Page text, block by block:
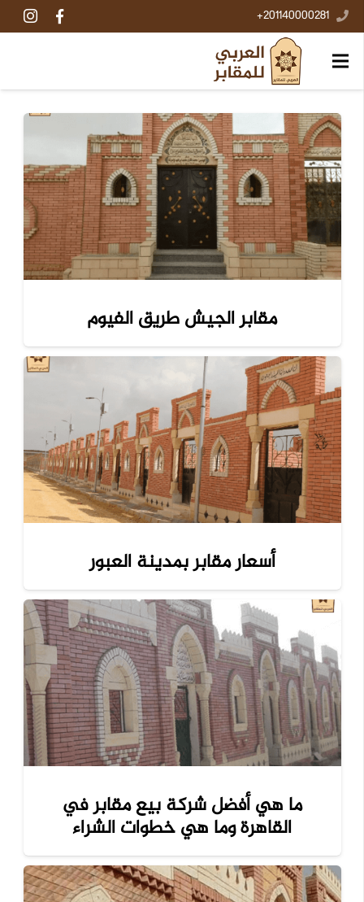
201140000281+
مقابر الجيش طريق الفيوم
أسعار مقابر بمدينة العبور
ما هي أفضل شركة بيع مقابر في
القاهرة وما هي خطوات الشراء